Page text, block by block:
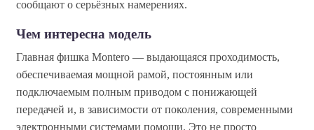
сообщают о серьёзных намерениях.
Чем интересна модель
Главная фишка Montero — выдающаяся проходимость,
обеспечиваемая мощной рамой, постоянным или
подключаемым полным приводом с понижающей
передачей и, в зависимости от поколения, современными
электронными системами помощи. Это не просто